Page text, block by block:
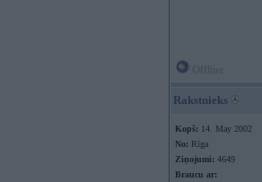
Rakstnieks
Kopš: 14. May 2002
No: Rīga
Ziņojumi: 4649
Braucu ar: